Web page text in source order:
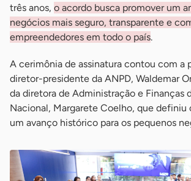
três anos, o acordo busca promover um
negócios mais seguro, transparente e
empreendedores em todo o país.
A cerimônia de assinatura contou com a
diretor-presidente da ANPD, Waldemar
da diretora de Administração e Finanças
Nacional, Margarete Coelho, que definiu
um avanço histórico para os pequenos